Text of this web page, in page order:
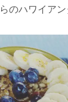
のハワイア